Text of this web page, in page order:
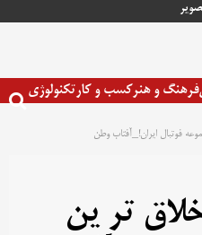
فرهنگ و هنرکسب و کارتکنولوژی
فوتبال ایران!_آفتاب وطن
تر ین